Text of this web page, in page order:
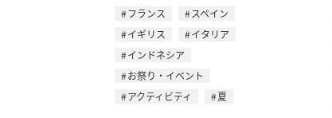
フランス
スペイン
イギリス
イタリア
インドネシア
お祭り・イベント
アクティビティ
夏